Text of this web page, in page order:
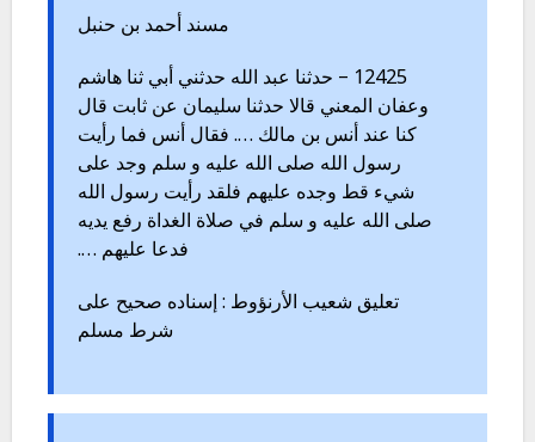
مسند أحمد بن حنبل
12425 – حدثنا عبد الله حدثني أبي ثنا هاشم
وعفان المعني قالا حدثنا سليمان عن ثابت قال
كنا عند أنس بن مالك …. فقال أنس فما رأيت
رسول الله صلى الله عليه و سلم وجد على
شيء قط وجده عليهم فلقد رأيت رسول الله
صلى الله عليه و سلم في صلاة الغداة رفع يديه
فدعا عليهم ….
تعليق شعيب الأرنؤوط : إسناده صحيح على
شرط مسلم